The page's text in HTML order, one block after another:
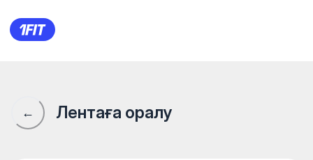
Тело помнит всё: наши
← Лентаға оралу